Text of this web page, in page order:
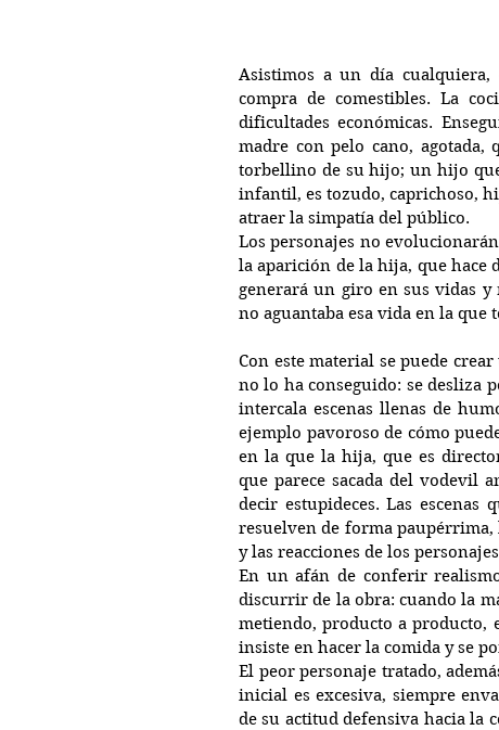
Asistimos a un día
compra de comestibles. La
dificultades económicas.
madre con pelo cano, agotada,
torbellino de su hijo; un hijo
infantil, es tozudo, caprichoso,
atraer la simpatía del público.
Los personajes no
la aparición de la hija, que hace
generará un giro en sus vidas
no aguantaba esa vida en la
Con este material se puede
no lo ha conseguido: se desliza
intercala escenas llenas de
ejemplo pavoroso de cómo
en la que la hija, que es
que parece sacada del vodevil
decir estupideces. Las escenas
resuelven de forma
y las reacciones de los
En un afán de conferir
discurrir de la obra: cuando la
metiendo, producto a producto,
insiste en hacer la comida y se
El peor personaje tratado,
inicial es excesiva, siempre
de su actitud defensiva hacia la